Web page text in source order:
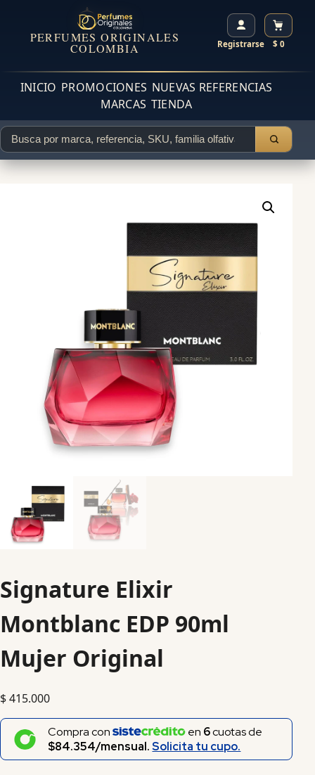
PERFUMES ORIGINALES
COLOMBIA Registrarse $ 0
INICIO PROMOCIONES NUEVAS REFERENCIAS
MARCAS TIENDA
Signature Elixir
Montblanc EDP 90ml
Mujer Original
$415.000
Compra con en 6cuotas de
$84.354/mensual.Solicita tu cupo.